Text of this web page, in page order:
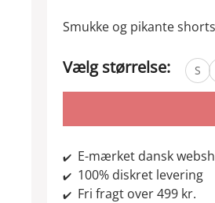
pris
var:
Smukke og pikante
Vælg størrelse: S
✔️E-mærket dansk
✔️100% diskret levering
✔️Fri fragt over 499 kr.